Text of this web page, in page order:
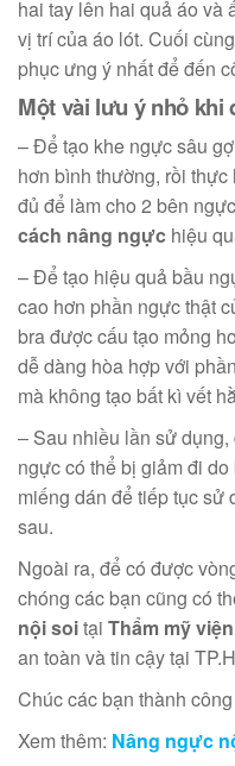
hai tay lên hai quả áo và
vị trí của áo lót. Cuối
phục ưng ý nhất để đến
Một vài lưu ý nhỏ khi
– Để tạo khe ngực sâu
hơn bình thường, rồi
đủ để làm cho 2 bên
cách nâng ngực hiệu
– Để tạo hiệu quả bầu
cao hơn phần ngực thật
bra được cấu tạo mỏng
dễ dàng hòa hợp với
mà không tạo bất kì vết
– Sau nhiều lần sử
ngực có thể bị giảm đi
miếng dán để tiếp tục sử
sau.
Ngoài ra, để có được
chóng các bạn cũng có
nội soitại Thẩm mỹ
an toàn và tin cậy tại
Chúc các bạn thành
Xem thêm: Nâng ngực